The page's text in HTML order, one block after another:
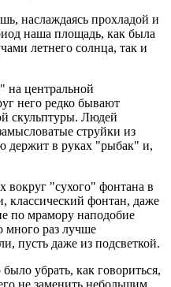
наслаждаясь прохладой и
наша площадь, как была
летнего солнца, так и
на центральной
него редко бывают
скульптуры. Людей
струйки из
держит в руках "рыбак" и,
вокруг "сухого" фонтана в
классический фонтан, даже
по мрамору наподобие
много раз лучше
пусть даже из подсветкой.
убрать, как говориться,
не заменить небольшим